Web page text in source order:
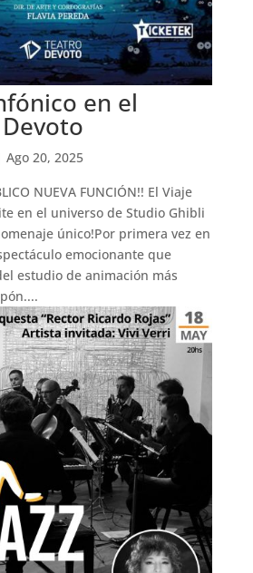
en el
Ago 20, 2025
NUEVA FUNCIÓN!! El Viaje
en el universo de Studio Ghibli
único!Por primera vez en
emocionante que
estudio de animación más